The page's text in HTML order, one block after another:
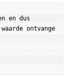
en dus
ontvange